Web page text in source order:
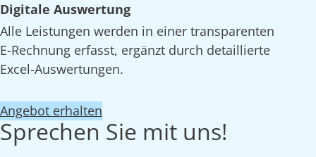
Digitale Auswertung
Alle Leistungen werden in einer transparenten
E-Rechnung erfasst, ergänzt durch detaillierte
Excel-Auswertungen.
Angebot erhalten
Sprechen Sie mit uns!